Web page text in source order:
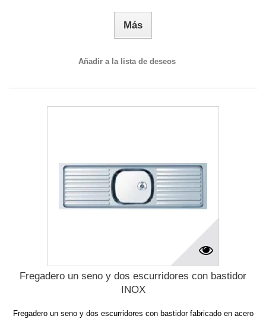
Más
Añadir a la lista de deseos
Fregadero un seno y dos escurridores con bastidor
INOX
Fregadero un seno y dos escurridores con bastidor fabricado en acero